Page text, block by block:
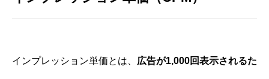
インプレッション単価とは、 広告が1,000回表示されるた